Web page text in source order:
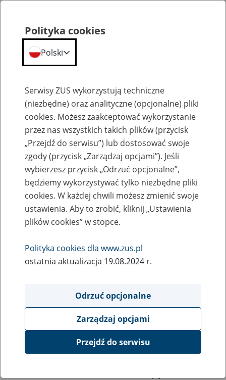
Szkolenia
Zaproś ZUS do siebie - zakładanie profili
eZUS w siedzibie Twojej firmy
Rodzaj wydarzenia
Szkolenia
Obszar merytoryczny
obsługa klientów
Opis wydarzenia
Platforma Usług Elektronicznych ZUS eZUS
Polityka cookies
Polski
Serwisy ZUS wykorzystują techniczne
(niezbędne) oraz analityczne (opcjonalne) pliki
cookies. Możesz zaakceptować wykorzystanie
przez nas wszystkich takich plików (przycisk
„Przejdź do serwisu”) lub dostosować swoje
zgody (przycisk „Zarządzaj opcjami”). Jeśli
wybierzesz przycisk „Odrzuć opcjonalne”,
będziemy wykorzystywać tylko niezbędne pliki
cookies. W każdej chwili możesz zmienić swoje
ustawienia. Aby to zrobić, kliknij „Ustawienia
plików cookies” w stopce.
Polityka cookies dla www.zus.pl
ostatnia aktualizacja 19.08.2024 r.
Odrzuć opcjonalne
Zarządzaj opcjami
Przejdź do serwisu